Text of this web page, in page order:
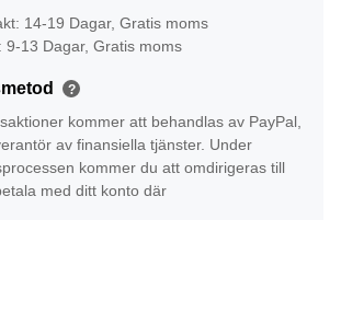
14-19 Dagar, Gratis moms
9-13 Dagar, Gratis moms
?
kommer att behandlas av PayPal,
av finansiella tjänster. Under
kommer du att omdirigeras till
med ditt konto där